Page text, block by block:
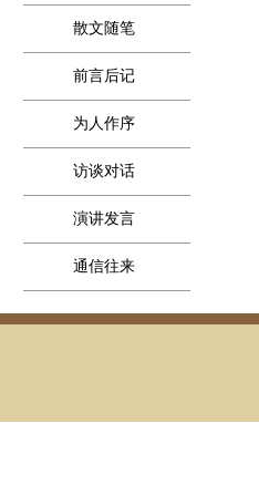
散文随笔
前言后记
为人作序
访谈对话
演讲发言
通信往来